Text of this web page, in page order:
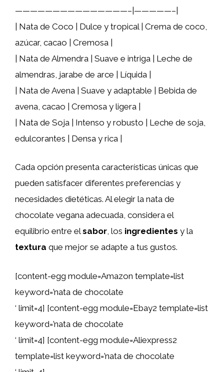
———————————————–|—————–|
| Nata de Coco | Dulce y tropical | Crema de coco,
azúcar, cacao | Cremosa |
| Nata de Almendra | Suave e intriga | Leche de
almendras, jarabe de arce | Líquida |
| Nata de Avena | Suave y adaptable | Bebida de
avena, cacao | Cremosa y ligera |
| Nata de Soja | Intenso y robusto | Leche de soja,
edulcorantes | Densa y rica |
Cada opción presenta características únicas que
pueden satisfacer diferentes preferencias y
necesidades dietéticas. Al elegir la nata de
chocolate vegana adecuada, considera el
equilibrio entre elsabor, los ingredientes y la
textura que mejor se adapte a tus gustos.
[content-egg module=Amazon template=list
keyword=’nata de chocolate
‘ limit=4] [content-egg module=Ebay2 template=list
keyword=’nata de chocolate
‘ limit=4] [content-egg module=Aliexpress2
template=list keyword=’nata de chocolate